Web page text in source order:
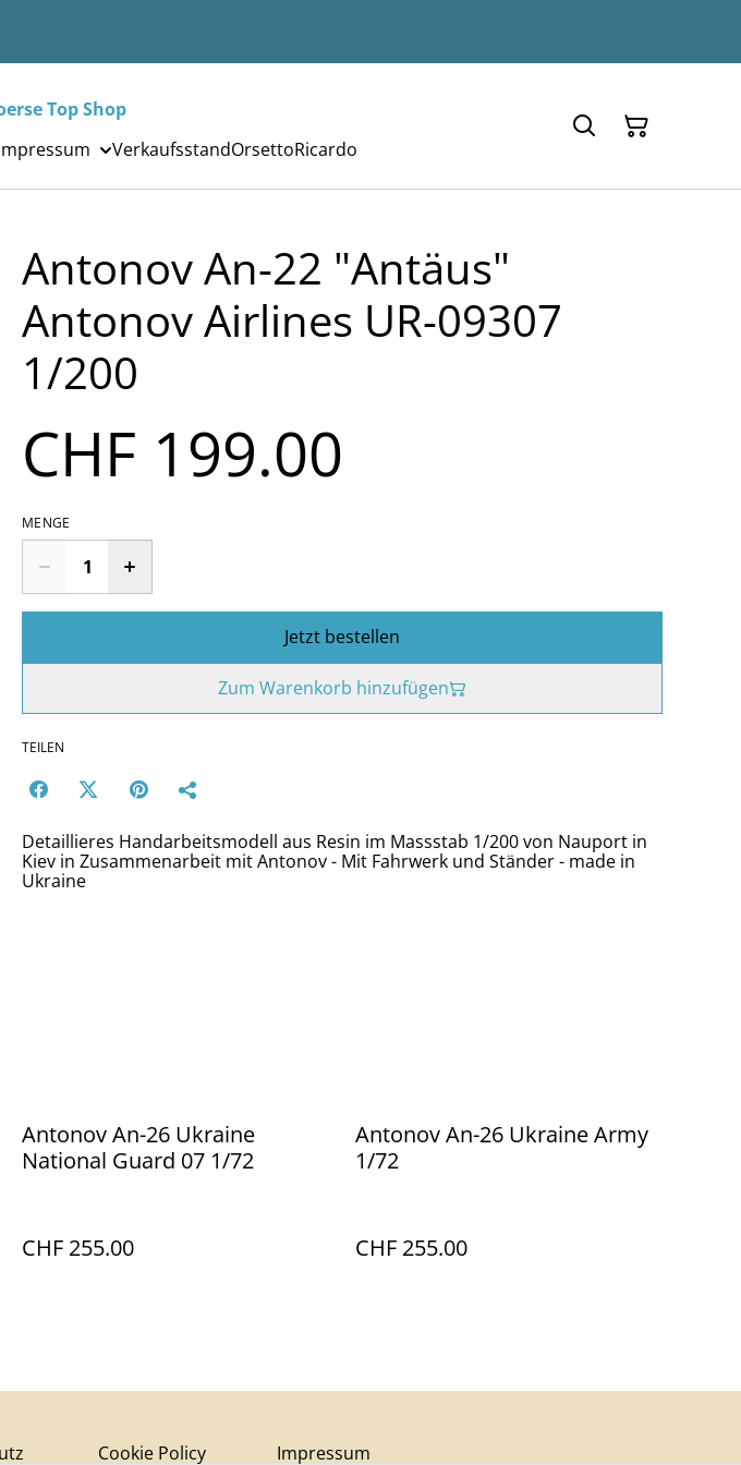
Top Shop
VerkaufsstandOrsettoRicardo
Antonov An-22 "Antäus"
Antonov Airlines UR-09307
1/200
CHF 199.00
MENGE
Jetzt bestellen
Zum Warenkorb hinzufügen
TEILEN
Detaillieres Handarbeitsmodell aus Resin im Massstab 1/200 von Nauport in
Kiev in Zusammenarbeit mit Antonov - Mit Fahrwerk und Ständer - made in
Ukraine
Antonov An-26 Ukraine
National Guard 07 1/72
CHF 255.00
Antonov An-26 Ukraine Army
1/72
CHF 255.00
Cookie Policy Impressum